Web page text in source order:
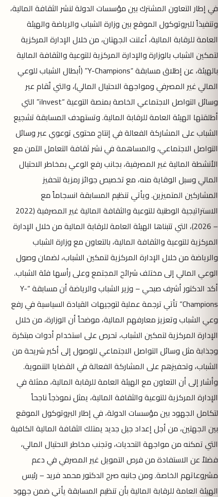
في إطار التعاون المشترك بين مؤسسات الدولة لنشر الثقافة المالية،
وتنفيذاً للبروتوكول الموقع بين وزارة الشباب والرياضة والهيئة
العامة للرقابة المالية، أعلنت الجهتان، من خلال الإدارة المركزية
لتمكين الشباب بالوزارة والإدارة المركزية للتوعية والثقافة المالية
بالهيئة، عن إطلاق مسابقة “Y-Champions” (أبطال الشباب للوعي
المالي غير المصرفي ومواجهة الاحتيال المالي)، والتي تُقام عبر
وسائل التواصل الاجتماعي الخاصة بمنصة التوعية “iInvest” التي
أطلقتها الهيئة العامة للرقابة المالية. وتستهدف المسابقة تشجيع
الشباب على المشاركة الفعالة في إنتاج محتوى توعوي عبر وسائل
التواصل الاجتماعي، والمساهمة في نشر ثقافة التعامل الآمن مع
الأنشطة المالية غير المصرفية، بجانب رفع الوعي بمخاطر الاحتيال
المالي وسبل الوقاية منه، مع تخصيص جوائز رمزية لتحفيز
المشاركين المتميزين. ويأتي تنظيم المسابقة انسجاماً مع
الاستراتيجية الوطنية للتوعية والثقافة المالية غير المصرفية (2022
– 2026)، التي تتبناها الهيئة العامة للرقابة المالية من خلال الإدارة
المركزية للتوعية والثقافة المالية، بالتعاون مع وزارة الشباب
والرياضة من خلال الإدارة المركزية لتمكين الشباب، لضمان وصول
الوعي المالي إلى مختلف شرائح المجتمع وعلى رأسها فئة الشباب.
أكد الدكتور أشرف صبحي – وزير الشباب والرياضة أن مسابقة “Y-
Champions” تأتي ترجمة عملية لتوجيهات القيادة السياسية في رفع
وعي الشباب وتعزيز معارفهم المالية، موضحاً أن الوزارة، من خلال
الإدارة المركزية لتمكين الشباب، تحرص على استخدام أدوات مبتكرة
وجذابة مثل وسائل التواصل الاجتماعي للوصول إلى أكبر شريحة من
الشباب، وتحفيزهم على المشاركة الفعالة في القضايا التنموية.
وأشار إلى أن التعاون مع الهيئة العامة للرقابة المالية، ممثلة في
الإدارة المركزية للتوعية والثقافة المالية، يمثل نموذجاً ناجحاً
لتكامل الجهود بين مؤسسات الدولة، في إطار البروتوكول الموقع
بين الجهتين، من أجل إعداد جيل جديد يمتلك الثقافة المالية الكافية
التي تمكنه من مواجهة التحديات، وتجنب مخاطر الاحتيال المالي،
فضلاً عن الاستفادة من فرص التمويل غير المصرفي في دعم
مشروعاتهم الخاصة. ومن جانبه صرح الدكتور محمد فريد – رئيس
الهيئة العامة للرقابة المالية بأن تنظيم المسابقة يأتي ضمن جهود